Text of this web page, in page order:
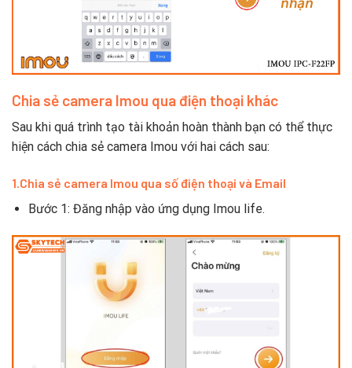
Chia sẻ camera Imou qua điện thoại khác
Sau khi quá trình tạo tài khoản hoàn thành bạn có thể thực
hiện cách chia sẻ camera Imou với hai cách sau:
1.Chia sẻ camera Imou qua số điện thoại và Email
Bước 1: Đăng nhập vào ứng dụng Imou life.